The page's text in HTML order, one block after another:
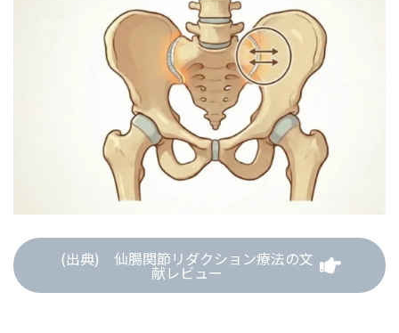
(出典) 仙腸関節リダクション療法の文
献レビュー